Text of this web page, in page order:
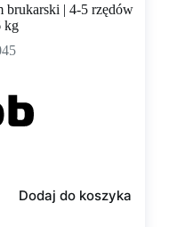
brukarski | 4-5 rzędów
kg
Dodaj do koszyka